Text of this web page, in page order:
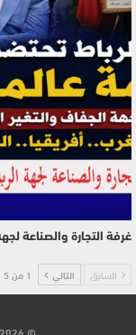
غرفة التجارة والصناعة
السابق التالي 1 من 5